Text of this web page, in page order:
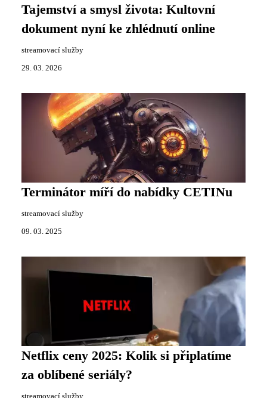
Tajemství a smysl života: Kultovní
dokument nyní ke zhlédnutí online
streamovací služby
29. 03. 2026
Terminátor míří do nabídky CETINu
streamovací služby
09. 03. 2025
Netflix ceny 2025: Kolik si připlatíme
za oblíbené seriály?
streamovací služby